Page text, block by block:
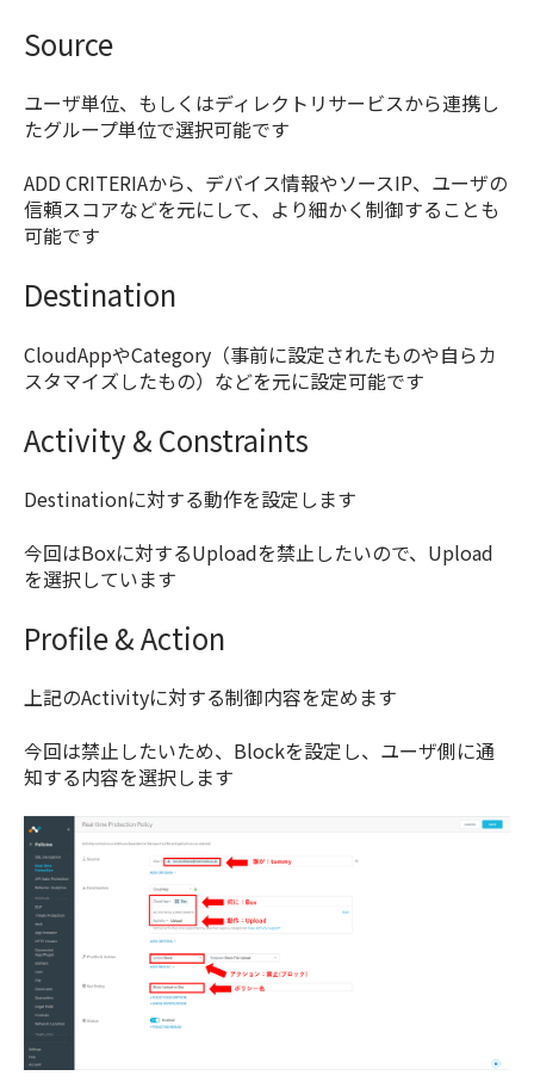
Source
ユーザ単位、もしくはディレクトリサービスから連携し
たグループ単位で選択可能です
ADD CRITERIAから、デバイス情報やソースIP、ユーザの
信頼スコアなどを元にして、より細かく制御することも
可能です
Destination
CloudAppやCategory（事前に設定されたものや自らカ
スタマイズしたもの）などを元に設定可能です
Activity & Constraints
Destinationに対する動作を設定します
今回はBoxに対するUploadを禁止したいので、Upload
を選択しています
Profile & Action
上記のActivityに対する制御内容を定めます
今回は禁止したいため、Blockを設定し、ユーザ側に通
知する内容を選択します